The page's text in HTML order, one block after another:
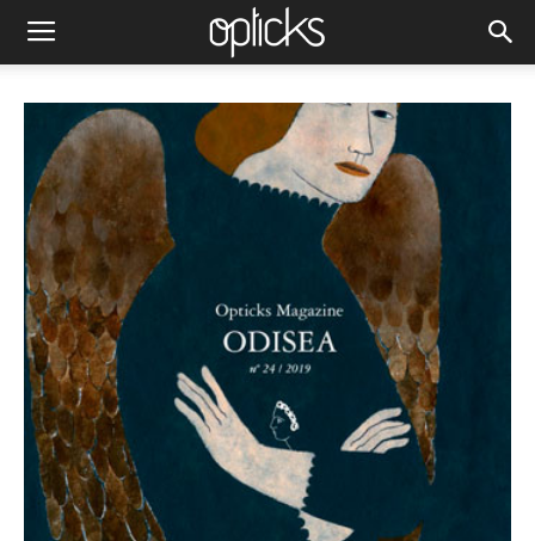
4 abril, 2019
Revista Número 24